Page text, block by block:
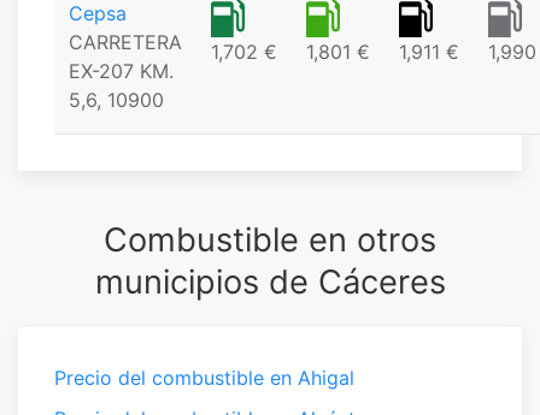
Cepsa
CARRETERA
EX-207 KM.
5,6, 10900
1,702 € 1,801 € 1,911 €
Combustible en otros
municipios de Cáceres
Precio del combustible en Ahigal